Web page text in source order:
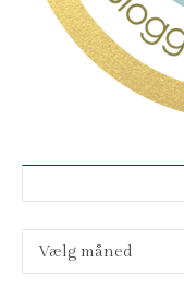
Arkiver